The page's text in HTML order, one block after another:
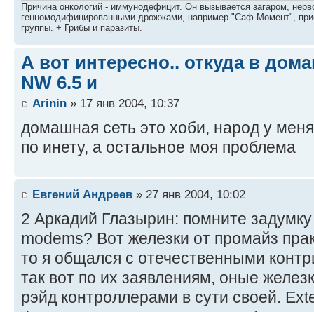
Причина онкологий - иммунодефицит. Он вызывается загаром,
генномодифицированными дрожжами, например "Саф-Момент",
группы. + Грибы и паразиты.
А вот интересно.. откуда в
NW 6.5 и
Arinin » 17 янв 2004, 10:37
домашная сеть это хоби, народ у
по инету, а остальное моя проблема
Евгений Андреев » 27 янв 2004, 10:02
2 Аркадий Глазырин: помните
modems? Вот железки от промайз
то я общался с отечественными
так вот по их заявлениям, оные
рэйд контроллерами в сути своей.